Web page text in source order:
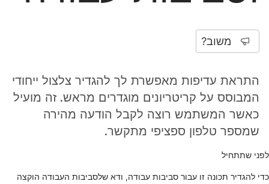
משוב?
התראת עדיפות מאפשרת לך להגדיר צלצול ייחודי
המבוסס על קריטריונים מוגדרים מראש. זה מועיל
כאשר המשתמש רוצה לקבל הודעה מהירה
שמספר טלפון ספציפי מתקשר.
לפני שתתחיל
כדי להגדיר תכונה זו עבור סביבות עבודה, ודא שלסביבות העבודה הוקצה